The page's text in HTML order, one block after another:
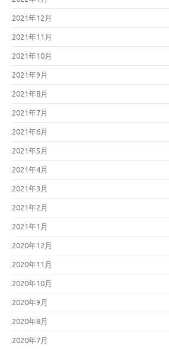
2021年12月
2021年11月
2021年10月
2021年9月
2021年8月
2021年7月
2021年6月
2021年5月
2021年4月
2021年3月
2021年2月
2021年1月
2020年12月
2020年11月
2020年10月
2020年9月
2020年8月
2020年7月